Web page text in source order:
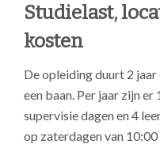
Studielast,
kosten
De opleiding duurt 2
een baan. Per jaar zijn
supervisie dagen en 4
op zaterdagen van